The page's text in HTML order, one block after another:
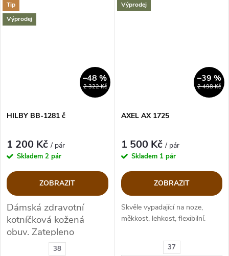
Tip
Výprodej
2 322 Kč
–48 %
38
HILBY BB-1281 č
1 200 Kč/ pár
Skladem 2 pár
ZOBRAZIT
Dámská zdravotní
kotníčková kožená
obuv. Zatepleno
obuvnickým filcem.
Výprodej
2 498 Kč
–39 %
37
AXEL AX 1725
1 500 Kč/ pár
Skladem 1 pár
ZOBRAZIT
Skvěle vypadající na noze,
měkkost, lehkost, flexibilní.